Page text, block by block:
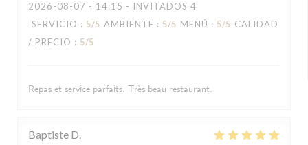
2026-08-07 - 14:15 - INVITADOS 4
SERVICIO : 5/5 AMBIENTE : 5/5 MENÚ : 5/5 CALIDAD
/ PRECIO : 5/5
Repas et service parfaits. Très beau restaurant.
Baptiste D